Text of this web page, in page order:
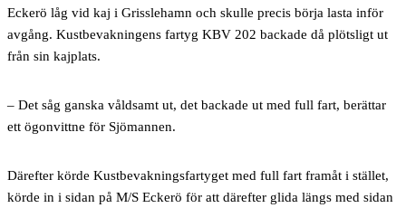
Eckerö låg vid kaj i Grisslehamn och skulle precis börja lasta inför
avgång. Kustbevakningens fartyg KBV 202 backade då plötsligt ut
från sin kajplats.
– Det såg ganska våldsamt ut, det backade ut med full fart, berättar
ett ögonvittne för Sjömannen.
Därefter körde Kustbevakningsfartyget med full fart framåt i stället,
körde in i sidan på M/S Eckerö för att därefter glida längs med sidan